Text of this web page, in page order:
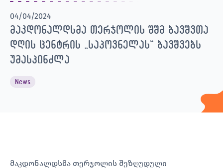
04/04/2024
მაკდონალდსმა თერჯოლის შშმ ბავშვთა
დღის ცენტრის „საპოვნელას“ ბავშვებს
უმასპინძლა
News
მაკდონალდსმა თერჯოლის შეზღუდული